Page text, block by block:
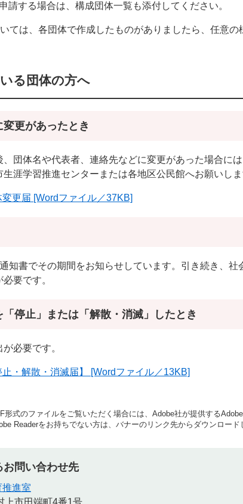
請する場合は、構成団体一覧も添付してください。
ては、各団体で作成したものがありましたら、任意の
る団体の方へ
更があったとき
団体名や代表者、連絡先などに変更があった場合に
涯学習推進センターまたは各地区公民館へお願いしま
更届 [Wordファイル／37KB]
知書でその期間をお知らせしています。引き続き、社
要です。
停止」または「解散・消滅」したとき
必要です。
・解散・消滅届】 [Wordファイル／13KB]
形式のファイルをご覧いただく場合には、Adobe社が提供するAdobe
Readerをお持ちでない方は、バナーのリンク先からダウンロード
お問い合わせ先
進室
上市田端町4番1号